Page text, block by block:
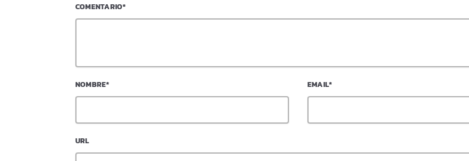
COMENTARIO*
NOMBRE* EMAIL*
URL